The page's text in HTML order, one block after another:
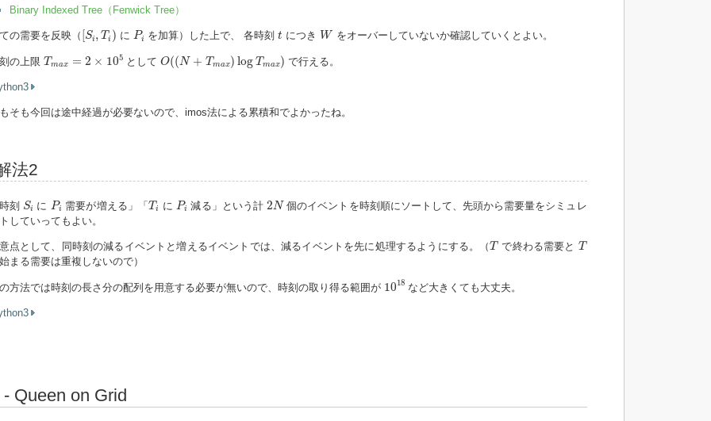
Binary Indexed Tree（Fenwick Tree）
の需要を反映（ [Si, T i )
[Si Ti) に Pi
Pi を加算）した上で、 各時刻t
t につき W
W をオーバーしていないか確認していくとよい。
の上限 T max = 2 × 105
Tm 2×
としてO((N + T max) log T max)
O((N+ T ma log ma で行える。
そも今回は途中経過が必要ないので、imos法による累積和でよかったね。
法2
時刻 Si
Si に Pi
Pi 需要が増える」「 T i
Ti に Pi
Pi 減る」という計 2N
2 N 個のイベントを時刻順にソートして、先頭から需要量をシミュレ
していってもよい。
点として、同時刻の減るイベントと増えるイベントでは、減るイベントを先に処理するようにする。（T
T で終わる需要と T
T
まる需要は重複しないので）
方法では時刻の長さ分の配列を用意する必要が無いので、時刻の取り得る範囲が 1018
1018
など大きくても大丈夫。
- Queen on Grid